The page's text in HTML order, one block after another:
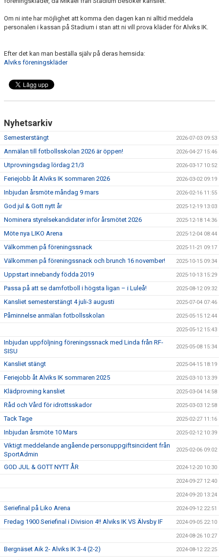
KALENDER
ÖVRIGT
FOTBOLLSSKOLA
Om ni inte har möjlighet att komma den dagen kan ni alltid meddela
personalen i kassan på Stadium i stan att ni vill prova kläder för Alviks IK.
Efter det kan man beställa själv på deras hemsida:
Alviks föreningskläder
Nyhetsarkiv
Semesterstängt 2026-07-03 09:53
Anmälan till fotbollsskolan 2026 är öppen! 2026-04-27 15:46
Utprovningsdag lördag 21/3 2026-03-17 10:52
Feriejobb åt Alviks IK sommaren 2026 2026-03-02 09:19
Inbjudan årsmöte måndag 9 mars 2026-02-16 11:55
God jul & Gott nytt år 2025-12-19 13:03
Nominera styrelsekandidater inför årsmötet 2026 2025-12-18 14:36
Möte nya LIKO Arena 2025-12-04 08:44
Välkommen på föreningssnack 2025-11-21 09:17
Välkommen på föreningssnack och brunch 16 november! 2025-10-15 09:34
Uppstart innebandy födda 2019 2025-10-13 15:29
Passa på att se damfotboll i högsta ligan – i Luleå! 2025-08-12 09:32
Kansliet semesterstängt 4 juli-3 augusti 2025-07-04 07:46
Påminnelse anmälan fotbollsskolan 2025-05-15 12:44
2025-05-12 15:43
Inbjudan uppföljning föreningssnack med Linda från RF-
SISU
2025-05-08 15:34
Kansliet stängt 2025-04-15 18:19
Feriejobb åt Alviks IK sommaren 2025 2025-03-10 13:39
Klädprovning kansliet 2025-03-04 14:58
Råd och Vård för idrottsskador 2025-03-03 12:58
Tack Tage 2025-02-27 11:16
Inbjudan årsmöte 10 Mars 2025-02-12 10:39
Viktigt meddelande angående personuppgiftsincident från
SportAdmin
2025-02-06 09:02
GOD JUL & GOTT NYTT ÅR 2024-12-20 10:30
2024-09-27 12:40
2024-09-20 13:24
Seriefinal på Liko Arena 2024-09-12 22:51
Fredag 1900 Seriefinal i Division 4!! Alviks IK VS Älvsby IF 2024-09-05 22:10
2024-08-26 10:27
Bergnäset Aik 2- Alviks IK 3-4 (2-2) 2024-08-12 22:25